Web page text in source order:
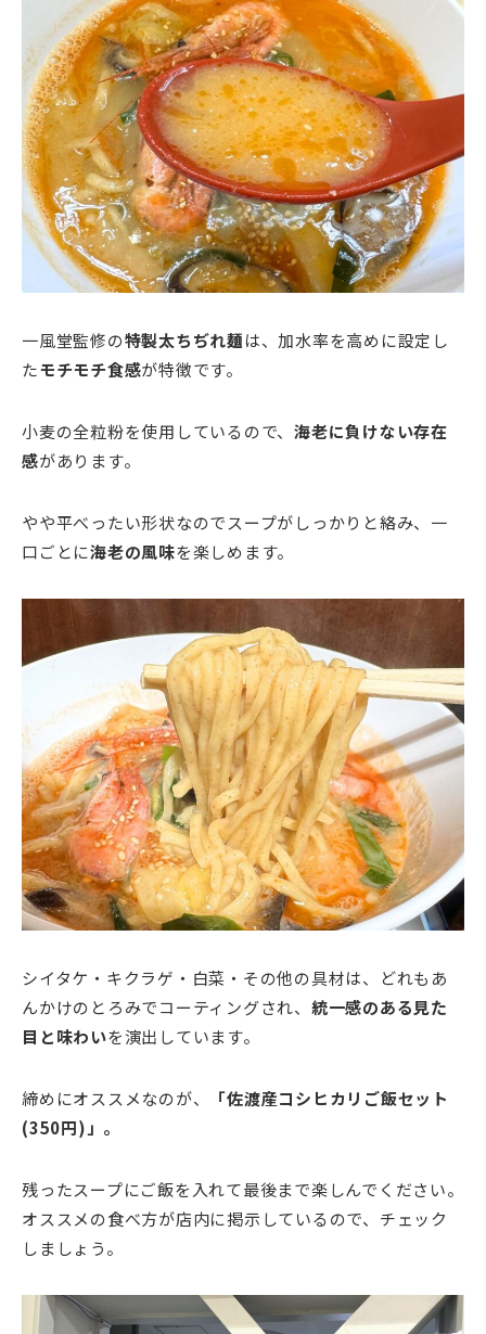
一風堂監修の特製太ちぢれ麺は、加水率を高めに設定し
たモチモチ食感が特徴です。
小麦の全粒粉を使用しているので、 海老に負けない存在
感があります。
やや平べったい形状なのでスープがしっかりと絡み、一
口ごとに海老の風味を楽しめます。
シイタケ・キクラゲ・白菜・その他の具材は、どれもあ
んかけのとろみでコーティングされ、 統一感のある見た
目と味わいを演出しています。
締めにオススメなのが、
「佐渡産コシヒカリご飯セット
(350円)」 。
残ったスープにご飯を入れて最後まで楽しんでください。
オススメの食べ方が店内に掲示しているので、チェック
しましょう。